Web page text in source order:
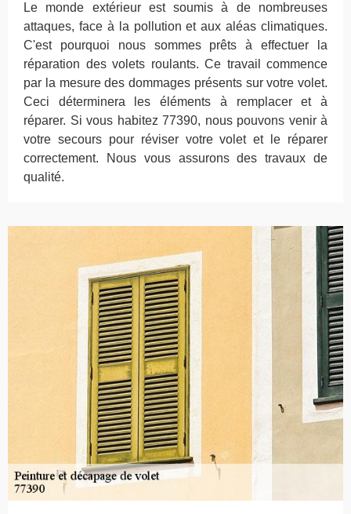
Le monde extérieur est soumis à de nombreuses
attaques, face à la pollution et aux aléas climatiques.
C'est pourquoi nous sommes prêts à effectuer la
réparation des volets roulants. Ce travail commence
par la mesure des dommages présents sur votre volet.
Ceci déterminera les éléments à remplacer et à
réparer. Si vous habitez 77390, nous pouvons venir à
votre secours pour réviser votre volet et le réparer
correctement. Nous vous assurons des travaux de
qualité.